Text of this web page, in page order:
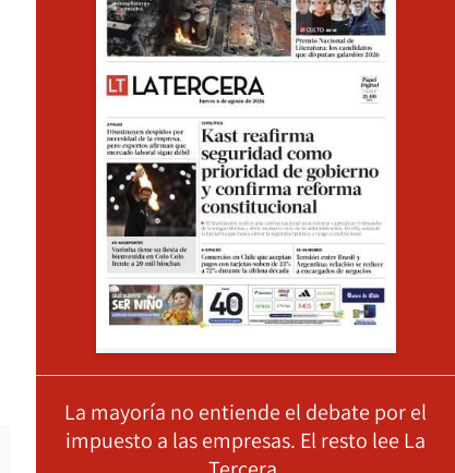
La mayoría no entiende el debate por el
impuesto a las empresas. El resto lee La